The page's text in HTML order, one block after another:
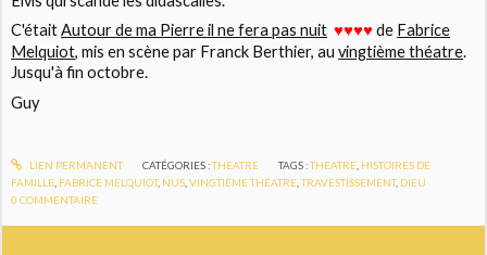
C'étaitAutour de ma Pierre il ne fera pas nuit ♥♥♥♥de Fabrice
Melquiot, mis en scène par Franck Berthier, auvingtième théatre.
Jusqu'à fin octobre.
Guy
LIEN PERMANENT CATÉGORIES :THEATRE TAGS :THEATRE HISTOIRES DE
FAMILLE FABRICE MELQUIOT, NUS ,VINGTIÈME THÉATRE ,TRAVESTISSEMENT, DIEU
0 COMMENTAIRE